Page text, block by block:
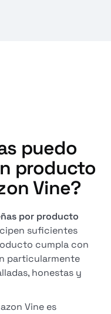
puedo
producto
Vine?
por producto
suficientes
cumpla con
particularmente
honestas y
Vine es